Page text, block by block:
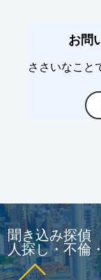
お問
ささいなこと
聞き込み探偵
人探し・不倫